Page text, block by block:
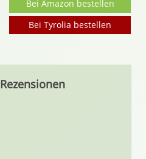
Bei Amazon bestellen
Bei Tyrolia bestellen